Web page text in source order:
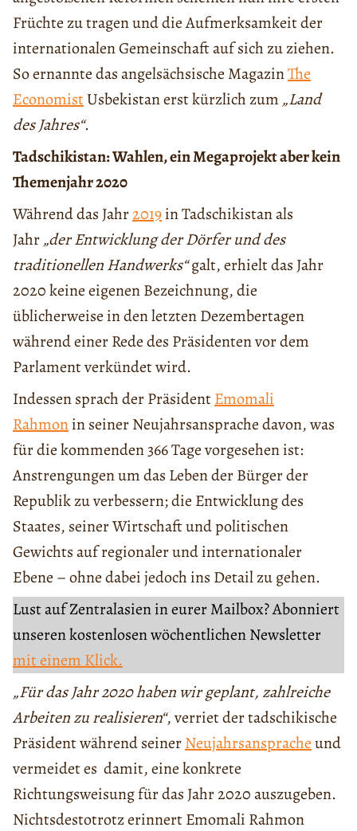
Früchte zu tragen und die Aufmerksamkeit der
internationalen Gemeinschaft auf sich zu ziehen.
So ernannte das angelsächsische MagazinThe
EconomistUsbekistan erst kürzlich zum „Land
des Jahres“.
Tadschikistan: Wahlen, ein Megaprojekt aber kein
Themenjahr 2020
Während das Jahr2019in Tadschikistan als
Jahr„der Entwicklung der Dörfer und des
traditionellen Handwerks“galt, erhielt das Jahr
2020 keine eigenen Bezeichnung, die
üblicherweise in den letzten Dezembertagen
während einer Rede des Präsidenten vor dem
Parlament verkündet wird.
Indessen sprach der PräsidentEmomali
Rahmonin seiner Neujahrsansprache davon, was
für die kommenden 366 Tage vorgesehen ist:
Anstrengungen um das Leben der Bürger der
Republik zu verbessern; die Entwicklung des
Staates, seiner Wirtschaft und politischen
Gewichts auf regionaler und internationaler
Ebene – ohne dabei jedoch ins Detail zu gehen.
Lust auf Zentralasien in eurer Mailbox? Abonniert
unseren kostenlosen wöchentlichen Newsletter
mit einem Klick.
„Für das Jahr 2020 haben wir geplant, zahlreiche
Arbeiten zu realisieren“, verriet der tadschikische
Präsident während seinerNeujahrsanspracheund
vermeidet es damit, eine konkrete
Richtungsweisung für das Jahr 2020 auszugeben.
Nichtsdestotrotz erinnert Emomali Rahmon